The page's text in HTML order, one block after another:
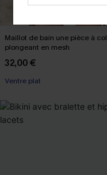
Maillot de bain une pièce à col
plongeant en mesh
32,00 €
Ventre plat